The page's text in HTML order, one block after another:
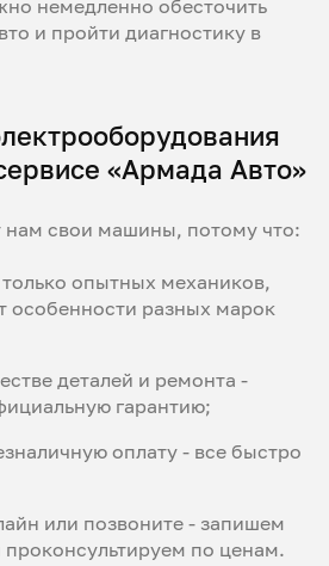
немедленно обесточить
и пройти диагностику в
«Армада Авто»
нам свои машины, потому что:
опытных механиков,
особенности разных марок
деталей и ремонта -
гарантию;
оплату - все быстро
или позвоните - запишем
по ценам.